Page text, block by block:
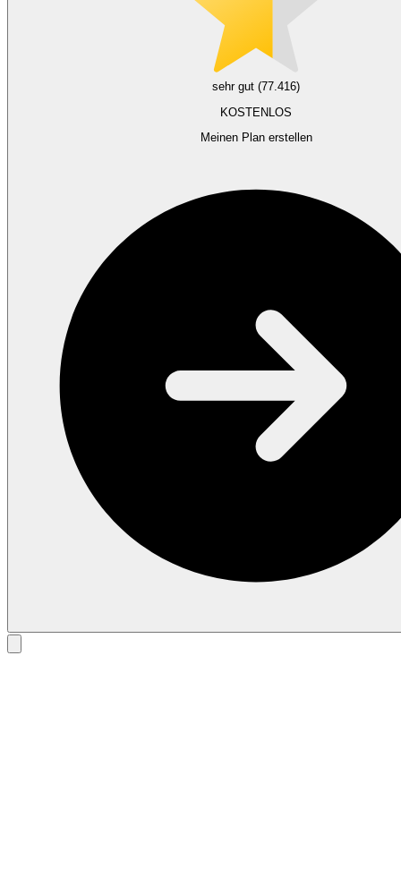
sehr gut (77.416)
KOSTENLOS
Meinen Plan erstellen